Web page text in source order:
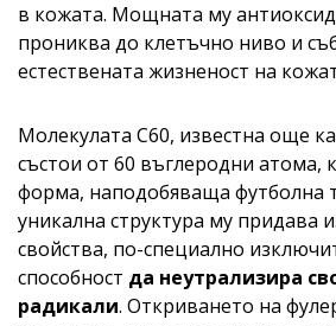
в кожата. Мощната му
прониква до клетъчно ниво и
естествената жизненост на
Молекулата C60, известна още
състои от 60 въглеродни атома,
форма, наподобяваща футболна
уникална структура му придава
свойства, по-специално
способност да неутрализира
радикали. Откриването на